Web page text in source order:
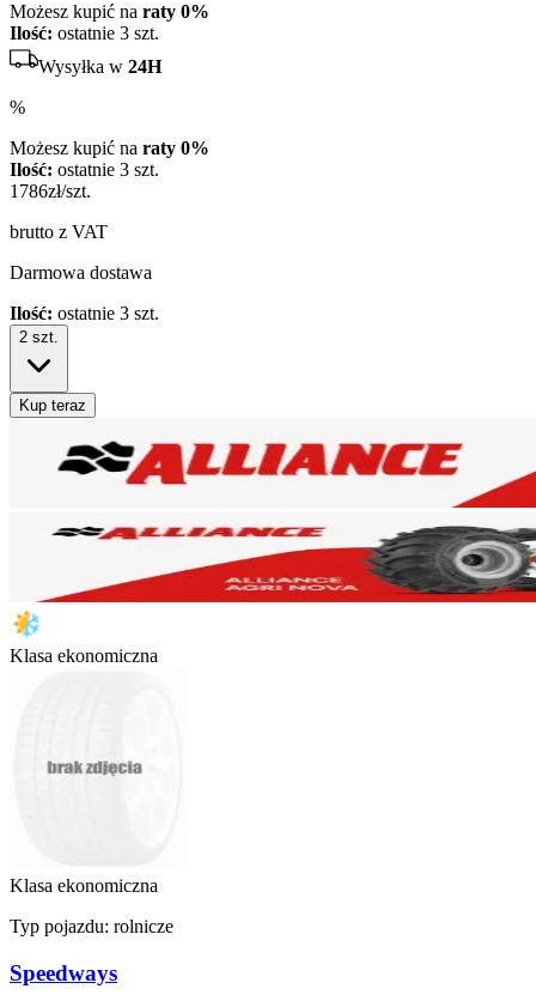
Możesz kupić na raty 0%
Ilość: ostatnie 3 szt.
Wysyłka w 24H
%
Możesz kupić na raty 0%
Ilość: ostatnie 3 szt.
1786zł/szt.
brutto z VAT
Darmowa dostawa
Ilość: ostatnie 3 szt.
2 szt.
Kup teraz
Klasa ekonomiczna
Klasa ekonomiczna
Typ pojazdu: rolnicze
Speedways